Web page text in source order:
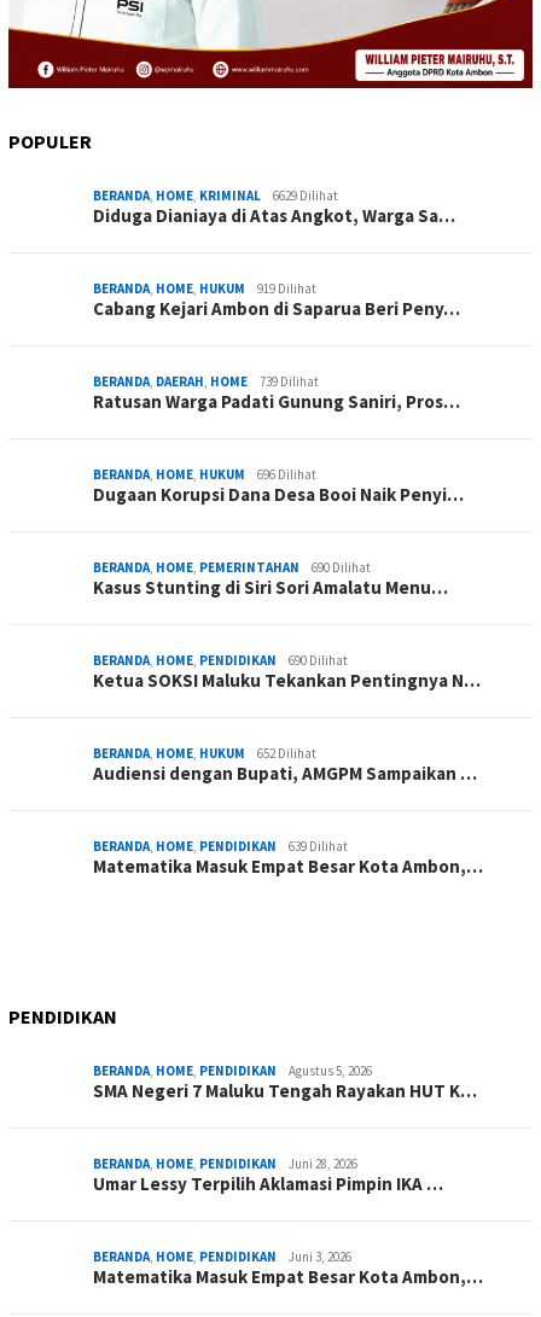
POPULER
BERANDA, HOME, KRIMINAL 6629 Dilihat
Diduga Dianiaya di Atas Angkot, Warga Sa…
BERANDA, HOME, HUKUM 919 Dilihat
Cabang Kejari Ambon di Saparua Beri Peny…
BERANDA, DAERAH, HOME 739 Dilihat
Ratusan Warga Padati Gunung Saniri, Pros…
BERANDA, HOME, HUKUM 696 Dilihat
Dugaan Korupsi Dana Desa Booi Naik Penyi…
BERANDA, HOME, PEMERINTAHAN 690 Dilihat
Kasus Stunting di Siri Sori Amalatu Menu…
BERANDA, HOME, PENDIDIKAN 690 Dilihat
Ketua SOKSI Maluku Tekankan Pentingnya N…
BERANDA, HOME, HUKUM 652 Dilihat
Audiensi dengan Bupati, AMGPM Sampaikan …
BERANDA, HOME, PENDIDIKAN 639 Dilihat
Matematika Masuk Empat Besar Kota Ambon,…
PENDIDIKAN
BERANDA, HOME, PENDIDIKAN Agustus 5, 2026
SMA Negeri 7 Maluku Tengah Rayakan HUT K…
BERANDA, HOME, PENDIDIKAN Juni 28, 2026
Umar Lessy Terpilih Aklamasi Pimpin IKA …
BERANDA, HOME, PENDIDIKAN Juni 3, 2026
Matematika Masuk Empat Besar Kota Ambon,…